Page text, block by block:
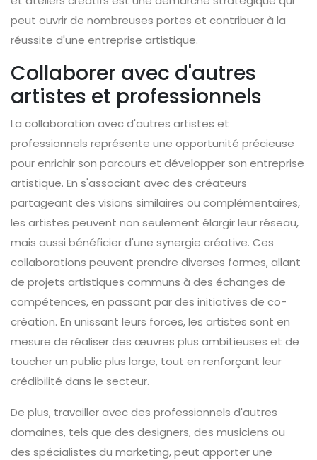
peut ouvrir de nombreuses portes et contribuer à la
réussite d'une entreprise artistique.
Collaborer avec d'autres
artistes et professionnels
La collaboration avec d'autres artistes et
professionnels représente une opportunité précieuse
pour enrichir son parcours et développer son entreprise
artistique. En s'associant avec des créateurs
partageant des visions similaires ou complémentaires,
les artistes peuvent non seulement élargir leur réseau,
mais aussi bénéficier d'une synergie créative. Ces
collaborations peuvent prendre diverses formes, allant
de projets artistiques communs à des échanges de
compétences, en passant par des initiatives de co-
création. En unissant leurs forces, les artistes sont en
mesure de réaliser des œuvres plus ambitieuses et de
toucher un public plus large, tout en renforçant leur
crédibilité dans le secteur.
De plus, travailler avec des professionnels d'autres
domaines, tels que des designers, des musiciens ou
des spécialistes du marketing, peut apporter une